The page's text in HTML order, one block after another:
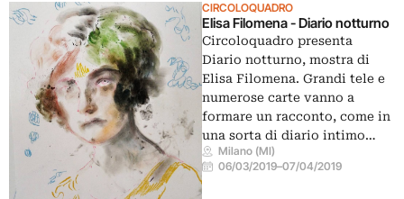
CIRCOLOQUADRO
Elisa Filomena - Diario notturno
Circoloquadro presenta
Diario notturno, mostra di
Elisa Filomena. Grandi tele e
numerose carte vanno a
formare un racconto, come in
una sorta di diario intimo…
Milano (MI)
06/03/2019–07/04/2019